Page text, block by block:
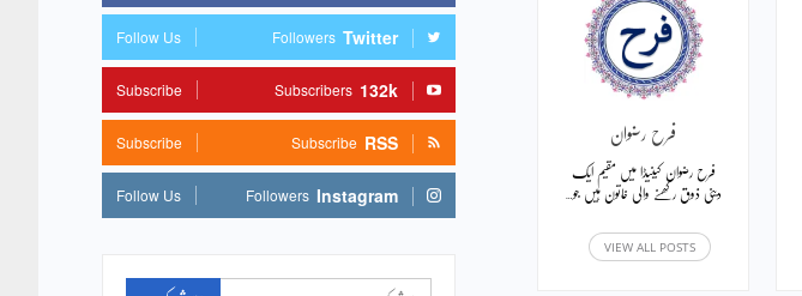
فرح رضوان
فرح رضوان کینیڈا میں مقیم ایک
دینی ذوق رکھنے والی خاتون ہیں جو…
VIEW ALL POSTS
Twitter
Followers
Follow Us
132k
Subscribers
Subscribe
RSS
Subscribe
Subscribe
Instagram
Followers
Follow Us